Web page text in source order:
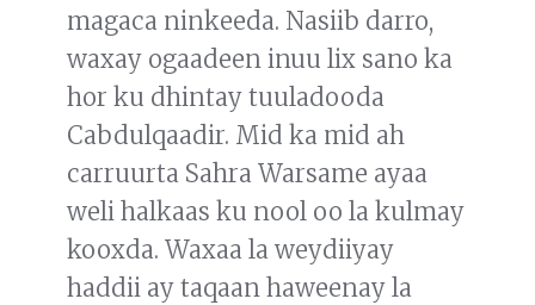
magaca ninkeeda. Nasiib darro,
waxay ogaadeen inuu lix sano ka
hor ku dhintay tuuladooda
Cabdulqaadir. Mid ka mid ah
carruurta Sahra Warsame ayaa
weli halkaas ku nool oo la kulmay
kooxda. Waxaa la weydiiyay
haddii ay taqaan haweenay la